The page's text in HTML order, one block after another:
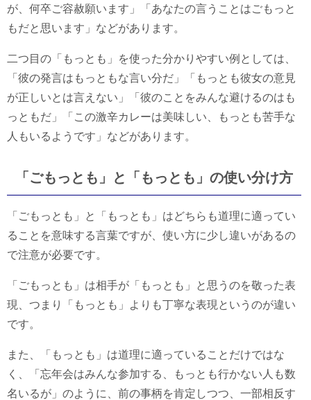
が、何卒ご容赦願います」「あなたの言うことはごもっと
もだと思います」などがあります。
二つ目の「もっとも」を使った分かりやすい例としては、
「彼の発言はもっともな言い分だ」「もっとも彼女の意見
が正しいとは言えない」「彼のことをみんな避けるのはも
っともだ」「この激辛カレーは美味しい、もっとも苦手な
人もいるようです」などがあります。
「ごもっとも」と「もっとも」の使い分け方
「ごもっとも」と「もっとも」はどちらも道理に適ってい
ることを意味する言葉ですが、使い方に少し違いがあるの
で注意が必要です。
「ごもっとも」は相手が「もっとも」と思うのを敬った表
現、つまり「もっとも」よりも丁寧な表現というのが違い
です。
また、「もっとも」は道理に適っていることだけではな
く、「忘年会はみんな参加する、もっとも行かない人も数
名いるが」のように、前の事柄を肯定しつつ、一部相反す